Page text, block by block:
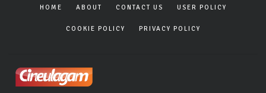
HOME ABOUT CONTACT US USER POLICY
COOKIE POLICY PRIVACY POLICY